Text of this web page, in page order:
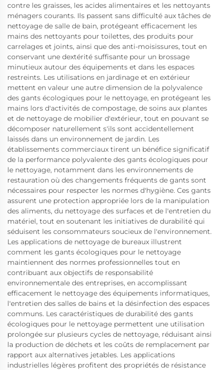
contre les graisses, les acides alimentaires et les nettoyants
ménagers courants. Ils passent sans difficulté aux tâches de
nettoyage de salle de bain, protégeant efficacement les
mains des nettoyants pour toilettes, des produits pour
carrelages et joints, ainsi que des anti-moisissures, tout en
conservant une dextérité suffisante pour un brossage
minutieux autour des équipements et dans les espaces
restreints. Les utilisations en jardinage et en extérieur
mettent en valeur une autre dimension de la polyvalence
des gants écologiques pour le nettoyage, en protégeant les
mains lors d'activités de compostage, de soins aux plantes
et de nettoyage de mobilier d'extérieur, tout en pouvant se
décomposer naturellement s'ils sont accidentellement
laissés dans un environnement de jardin. Les
établissements commerciaux tirent un bénéfice significatif
de la performance polyvalente des gants écologiques pour
le nettoyage, notamment dans les environnements de
restauration où des changements fréquents de gants sont
nécessaires pour respecter les normes d'hygiène. Ces gants
assurent une protection appropriée lors de la manipulation
des aliments, du nettoyage des surfaces et de l'entretien du
matériel, tout en soutenant les initiatives de durabilité qui
séduisent les consommateurs soucieux de l'environnement.
Les applications de nettoyage de bureaux illustrent
comment les gants écologiques pour le nettoyage
maintiennent des normes professionnelles tout en
contribuant aux objectifs de responsabilité
environnementale des entreprises, en accomplissant
efficacement le nettoyage des équipements informatiques,
l'entretien des salles de bains et la désinfection des espaces
communs. Les caractéristiques de durabilité des gants
écologiques pour le nettoyage permettent une utilisation
prolongée sur plusieurs cycles de nettoyage, réduisant ainsi
la production de déchets et les coûts de remplacement par
rapport aux alternatives jetables. Les applications
industrielles légères profitent des propriétés de résistance